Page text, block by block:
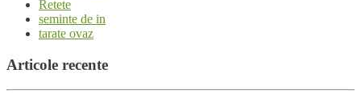
Retete
seminte de in
tarate ovaz
Articole recente